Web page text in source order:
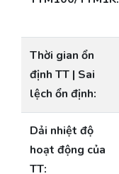
Thời gian ổn
định TT | Sai
lệch ổn định:
Dải nhiệt độ
hoạt động của
TT: